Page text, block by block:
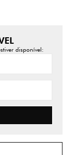
disponível: